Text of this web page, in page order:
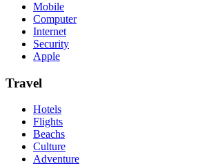
Mobile
Computer
Internet
Security
Apple
Travel
Hotels
Flights
Beachs
Culture
Adventure